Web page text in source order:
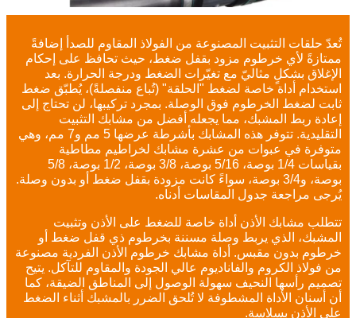
تُعدّ حلقات التثبيت المصنوعة من الفولاذ المقاوم للصدأ إضافةً
ممتازةً لأي خرطوم مزود بقفل ضغط، حيث تحافظ على إحكام
الإغلاق بشكلٍ مثاليّ مع تغيّرات الضغط ودرجة الحرارة. بعد
استخدام أداة خاصة لضغط "الحلقة" (تُباع منفصلةً)، يُطبّق ضغط
ثابت لضغط الخرطوم فوق الوصلة. بمجرد تركيبها، لن تحتاج إلى
إعادة ربط المشبك، مما يجعله أفضل من مشابك التثبيت
التقليدية. تتوفر هذه المشابك بأشرطة عرضها 5 مم و7 مم، وهي
متوفرة في عبوات من عشرة مشابك لخراطيم مطاطية
بقياسات 1/4 بوصة، 5/16 بوصة، 3/8 بوصة، 1/2 بوصة، 5/8
بوصة، و3/4 بوصة، سواءً كانت مزودة بقفل ضغط أو بدون وصلة.
يُرجى مراجعة جدول المقاسات أدناه.
تتطلب مشابك الأذن أداة خاصة للضغط على الأذن وتثبيت
المشبك، الذي يربط وصلة مسننة بخرطوم ذي قفل ضغط أو
خرطوم بدون مقبس. أداة مشابك خرطوم الأذن الفردية مصنوعة
من فولاذ الكروم والفاناديوم عالي الجودة والمقاوم للتآكل. يتيح
تصميم رأسها النحيف سهولة الوصول إلى المناطق الضيقة، كما
أن أسنان الأداة المشطوفة لا تُلحق الضرر بالمشبك أثناء الضغط
على الأذن بسلاسة.